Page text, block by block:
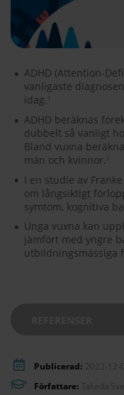
ADHD (Attention-
vanligaste
idag. 1
ADHD beräknas
dubbelt så vanligt
Bland vuxna
män och kvinnor. 1
I en studie av
om långsiktigt
symtom, kognitiva
Unga vuxna kan
jämfört med yngre
utbildningsmässiga
Publicerad: 2022-12-
Författare: Takeda